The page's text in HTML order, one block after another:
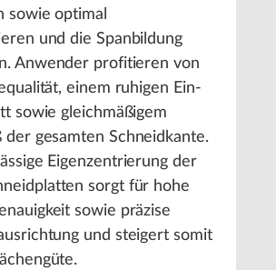
sowie optimal
und die Spanbildung
Anwender profitieren von
einem ruhigen Ein-
sowie gleichmäßigem
der gesamten Schneidkante.
Eigenzentrierung der
sorgt für hohe
sowie präzise
und steigert somit